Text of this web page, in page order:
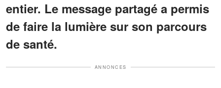
entier. Le message partagé a permis
de faire la lumière sur son parcours
de santé.
ANNONCES